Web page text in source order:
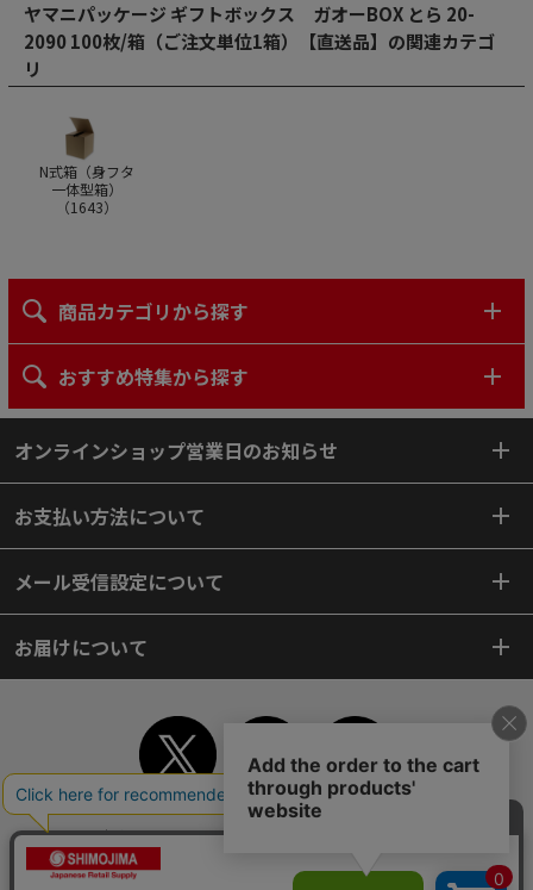
ヤマニパッケージ ギフトボックス ガオーBOX とら 20-
2090 100枚/箱（ご注文単位1箱）【直送品】の関連カテゴ
リ
N式箱（身フタ
一体型箱）
（1643）
商品カテゴリから探す
おすすめ特集から探す
オンラインショップ営業日のお知らせ
お支払い方法について
メール受信設定について
お届けについて
TOP 初めてご利用のお客様へ
個人情報保護方針
よくあるご質問
お問い合わせ ピンポイントサーチ